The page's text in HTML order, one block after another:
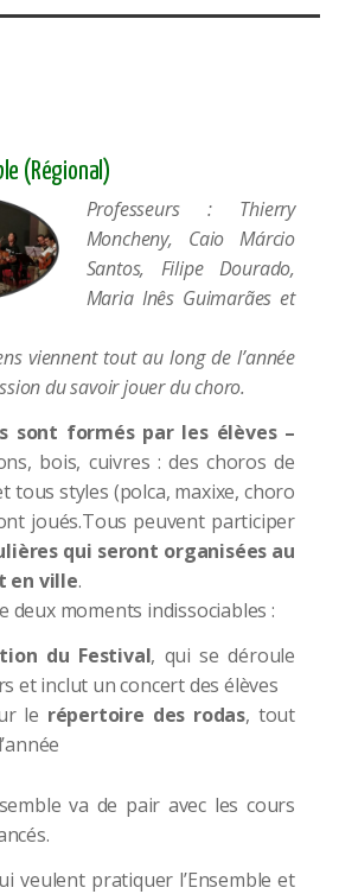
(Régional)
Professeurs : Thierry
Moncheny, Caio Márcio
Santos, Filipe Dourado,
Maria Inês Guimarães et
viennent tout au long de l’année
du savoir jouer du choro.
sont formés par les élèves –
bois, cuivres : des choros de
tous styles (polca, maxixe, choro
joués.Tous peuvent participer
qui seront organisées au
en ville.
deux moments indissociables :
du Festival, qui se déroule
et inclut un concert des élèves
le répertoire des rodas, tout
va de pair avec les cours
veulent pratiquer l’Ensemble et